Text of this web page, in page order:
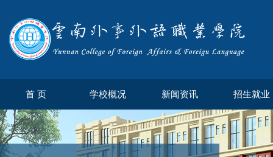
首 页 学校概况 新闻资讯 招生就业